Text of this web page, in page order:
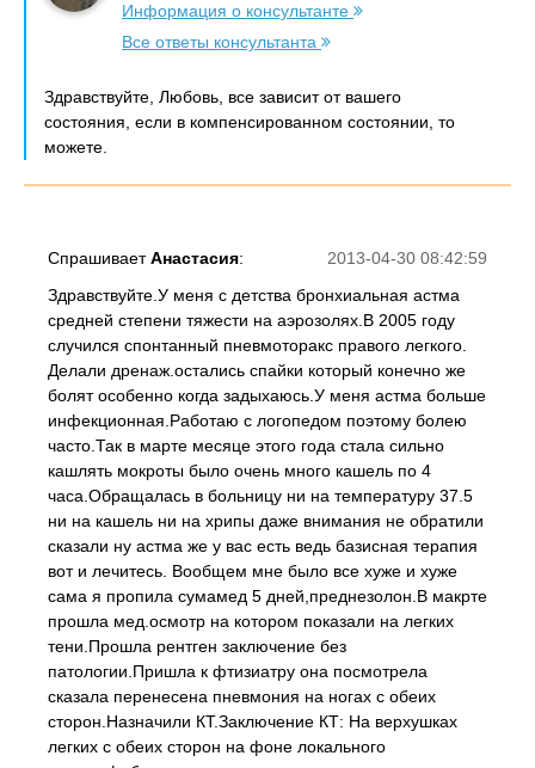
Информация о консультанте
Все ответы консультанта
Здравствуйте, Любовь, все зависит от вашего
состояния, если в компенсированном состоянии, то
можете.
2013-04-30 08:42:59
СпрашиваетАнастасия:
Здравствуйте.У меня с детства бронхиальная астма
средней степени тяжести на аэрозолях.В 2005 году
случился спонтанный пневмоторакс правого легкого.
Делали дренаж.остались спайки который конечно же
болят особенно когда задыхаюсь.У меня астма больше
инфекционная.Работаю с логопедом поэтому болею
часто.Так в марте месяце этого года стала сильно
кашлять мокроты было очень много кашель по 4
часа.Обращалась в больницу ни на температуру 37.5
ни на кашель ни на хрипы даже внимания не обратили
сказали ну астма же у вас есть ведь базисная терапия
вот и лечитесь. Вообщем мне было все хуже и хуже
сама я пропила сумамед 5 дней,преднезолон.В макрте
прошла мед.осмотр на котором показали на легких
тени.Прошла рентген заключение без
патологии.Пришла к фтизиатру она посмотрела
сказала перенесена пневмония на ногах с обеих
сторон.Назначили КТ.Заключение КТ: На верхушках
легких с обеих сторон на фоне локального